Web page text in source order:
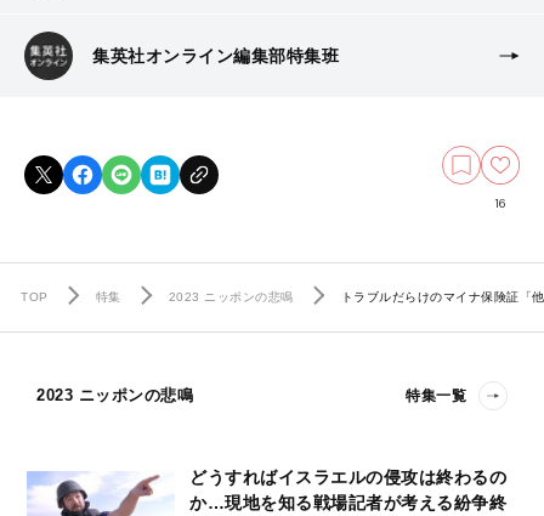
集英社オンライン編集部特集班
16
TOP 特集 2023 ニッポンの悲鳴 トラブルだらけのマイナ保険証「
2023 ニッポンの悲鳴 特集一覧
どうすればイスラエルの侵攻は終わるの
か…現地を知る戦場記者が考える紛争終